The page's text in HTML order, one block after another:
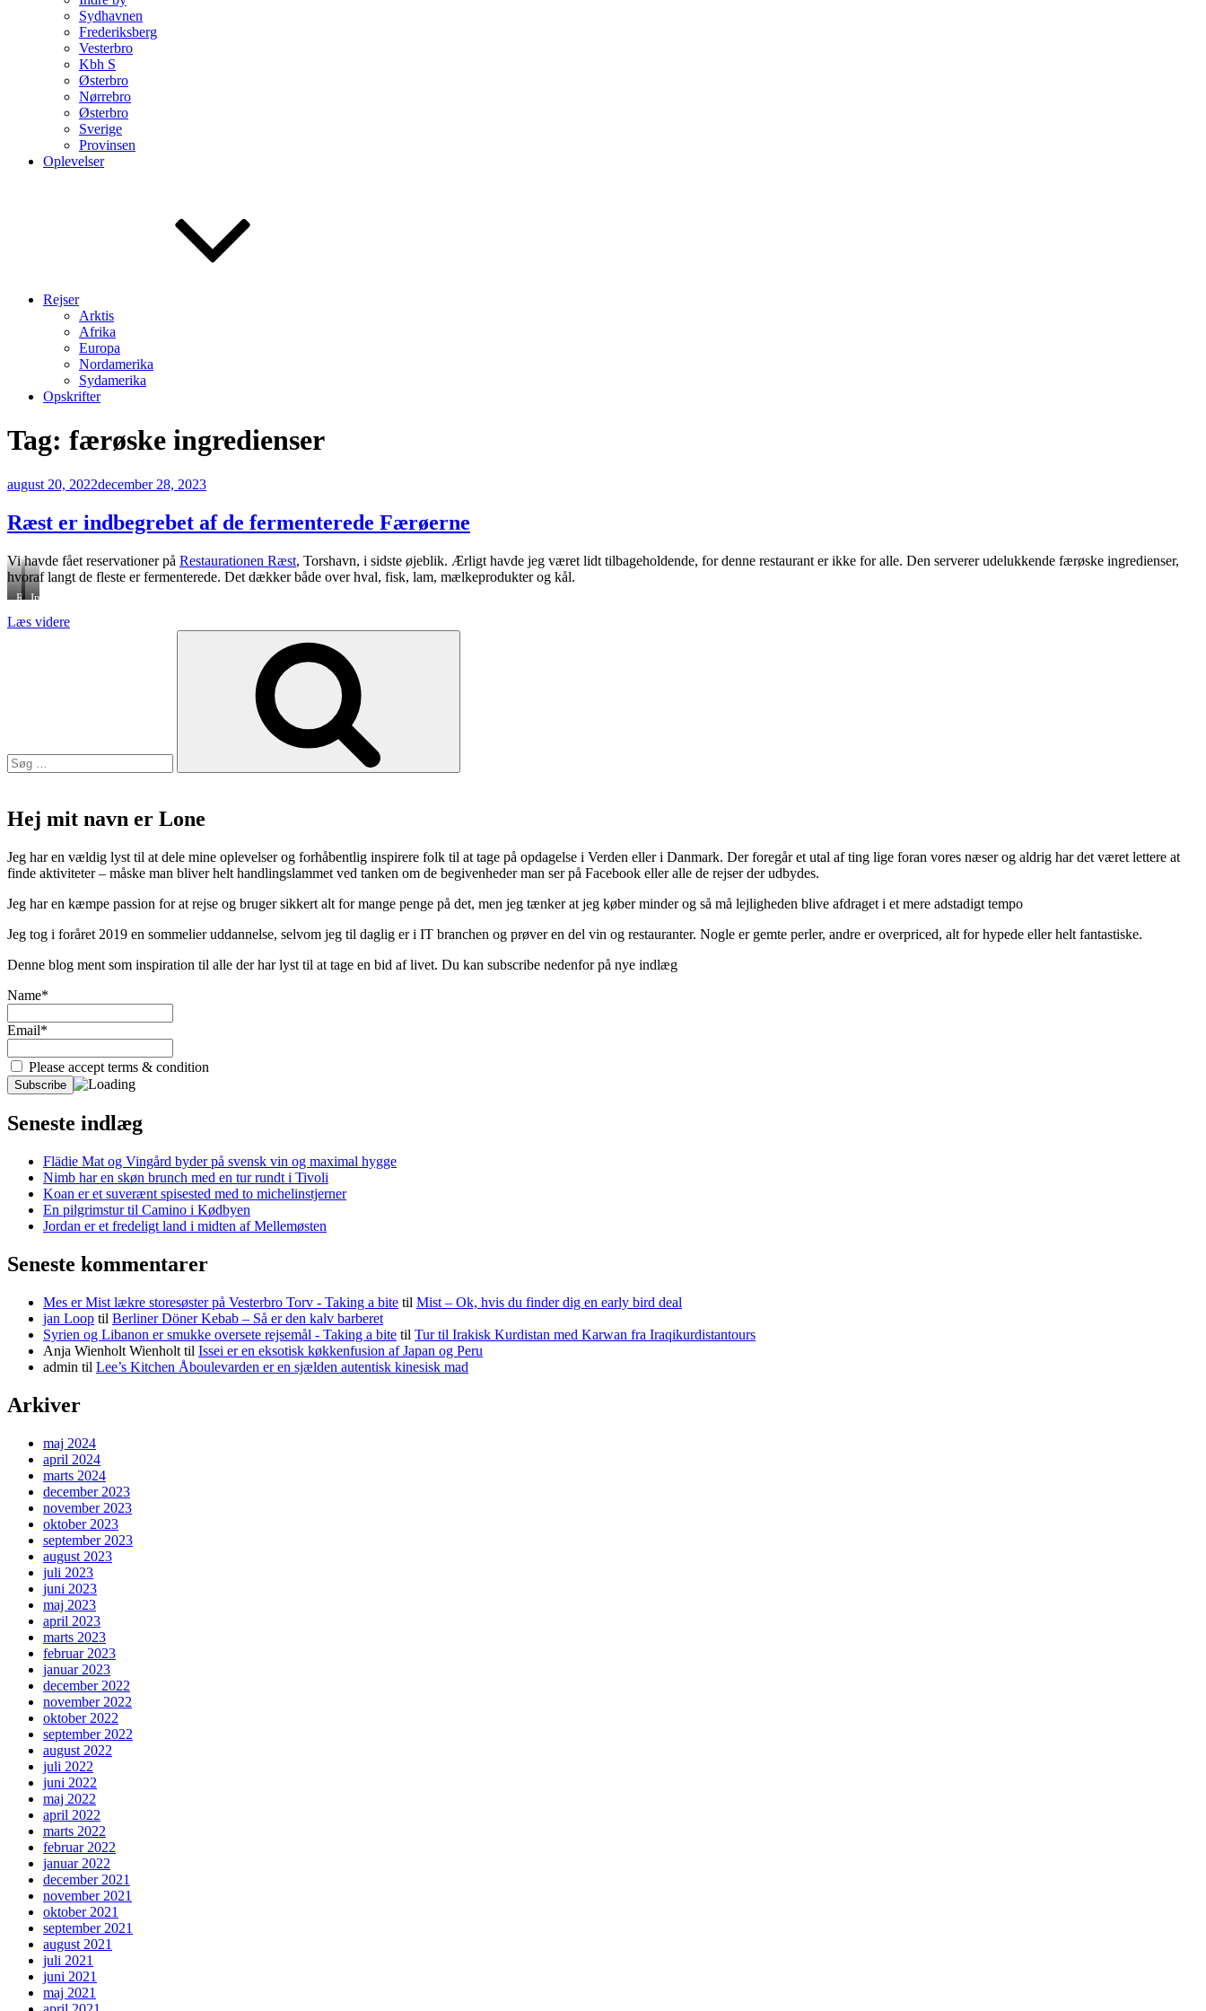
Sydhavnen
Frederiksberg
Vesterbro
Kbh S
Østerbro
Nørrebro
Østerbro
Sverige
Provinsen
Oplevelser
Rejser
Arktis
Afrika
Europa
Nordamerika
Sydamerika
Opskrifter
Tag: færøske ingredienser
Udgivet
august 20, 2022december 28, 2023
Ræst er indbegrebet af de fermenterede Færøerne
Vi havde fået reservationer på Restaurationen Ræst, Torshavn, i sidste øjeblik. Ærligt havde jeg været lidt tilbageholdende, for denne restaurant er ikke for alle. Den serverer udelukkende færøske ingredienser,
hvoraf langt de fleste er fermenterede. Det dækker både over hval, fisk, lam, mælkeprodukter og kål.
RæstIndgangen
Læs videre“Ræst
Hej mit navn er Lone
Jeg har en vældig lyst til at dele mine oplevelser og forhåbentlig inspirere folk til at tage på opdagelse i Verden eller i Danmark. Der foregår et utal af ting lige foran vores næser og aldrig har det været lettere at
finde aktiviteter – måske man bliver helt handlingslammet ved tanken om de begivenheder man ser på Facebook eller alle de rejser der udbydes.
Jeg har en kæmpe passion for at rejse og bruger sikkert alt for mange penge på det, men jeg tænker at jeg køber minder og så må lejligheden blive afdraget i et mere adstadigt tempo
Jeg tog i foråret 2019 en sommelier uddannelse, selvom jeg til daglig er i IT branchen og prøver en del vin og restauranter. Nogle er gemte perler, andre er overpriced, alt for hypede eller helt fantastiske.
Denne blog ment som inspiration til alle der har lyst til at tage en bid af livet. Du kan subscribe nedenfor på nye indlæg
Name*
Email*
Please accept terms & condition
Seneste indlæg
Flädie Mat og Vingård byder på svensk vin og maximal hygge
Nimb har en skøn brunch med en tur rundt i Tivoli
Koan er et suverænt spisested med to michelinstjerner
En pilgrimstur til Camino i Kødbyen
Jordan er et fredeligt land i midten af Mellemøsten
Seneste kommentarer
Mes er Mist lækre storesøster på Vesterbro Torv - Taking a bite til Mist – Ok, hvis du finder dig en early bird deal
jan Loop til Berliner Döner Kebab – Så er den kalv barberet
Syrien og Libanon er smukke oversete rejsemål - Taking a bite til Tur til Irakisk Kurdistan med Karwan fra Iraqikurdistantours
Anja Wienholt Wienholt til Issei er en eksotisk køkkenfusion af Japan og Peru
admin til Lee’s Kitchen Åboulevarden er en sjælden autentisk kinesisk mad
Arkiver
maj 2024
april 2024
marts 2024
december 2023
november 2023
oktober 2023
september 2023
august 2023
juli 2023
juni 2023
maj 2023
april 2023
marts 2023
februar 2023
januar 2023
december 2022
november 2022
oktober 2022
september 2022
august 2022
juli 2022
juni 2022
maj 2022
april 2022
marts 2022
februar 2022
januar 2022
december 2021
november 2021
oktober 2021
september 2021
august 2021
juli 2021
juni 2021
maj 2021